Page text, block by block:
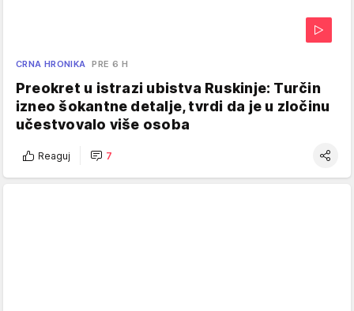
CRNA HRONIKA PRE 6 H
Preokret u istrazi ubistva Ruskinje: Turčin
izneo šokantne detalje, tvrdi da je u zločinu
učestvovalo više osoba
Reaguj 7